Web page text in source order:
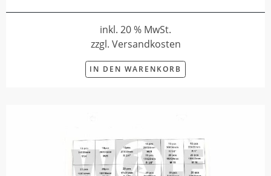
inkl. 20 % MwSt.
zzgl. Versandkosten
IN DEN WARENKORB